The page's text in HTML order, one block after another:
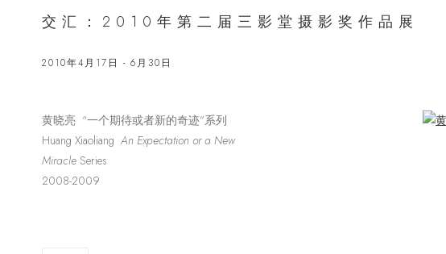
交汇：2010年第二届三影堂摄影奖作品展
2010年4月17日 - 6月30日
Open a larger version of
黄晓亮 “一个期待或者新的奇迹”系列
Huang Xiaoliang An Expectation or a New
Miracle Series
2008-2009